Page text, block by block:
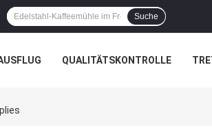
Suche
QUALITÄTSKONTROLLE